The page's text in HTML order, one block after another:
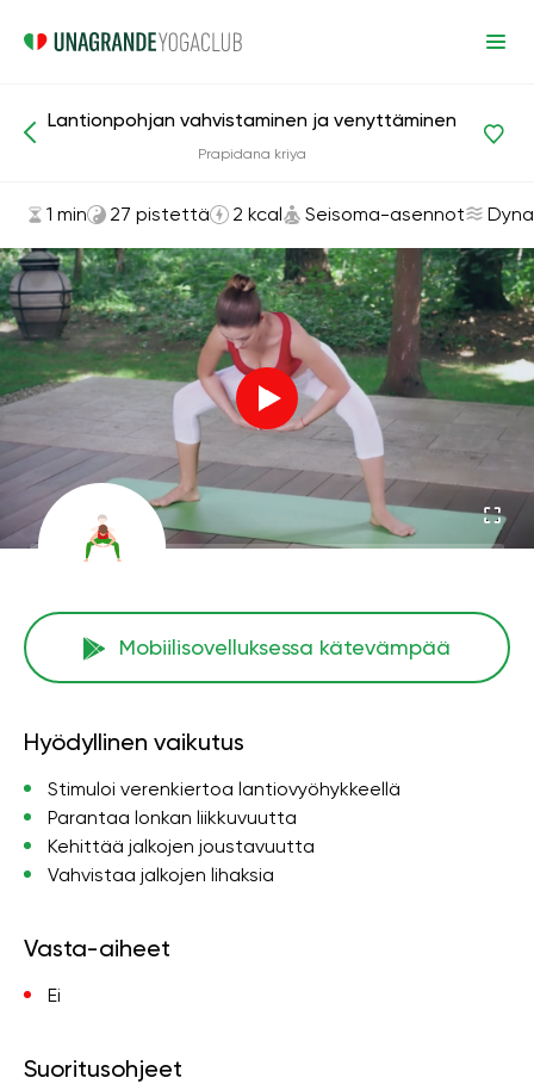
Asanat ja harjoitukset Seisoma-asennot
Lantionpohjan vahvistaminen ja venyttäminen
Prapidana kriya
1 min 27 pistettä 2 kcal Seisoma-asennot
Mobiilisovelluksessa kätevämpää
Hyödyllinen vaikutus
Stimuloi verenkiertoa lantiovyöhykkeellä
Parantaa lonkan liikkuvuutta
Kehittää jalkojen joustavuutta
Vahvistaa jalkojen lihaksia
Vasta-aiheet
Ei
Suoritusohjeet